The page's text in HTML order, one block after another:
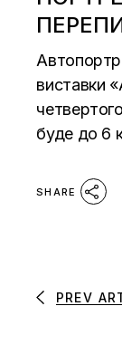
виставки
буде до 6
SHARE
PREV